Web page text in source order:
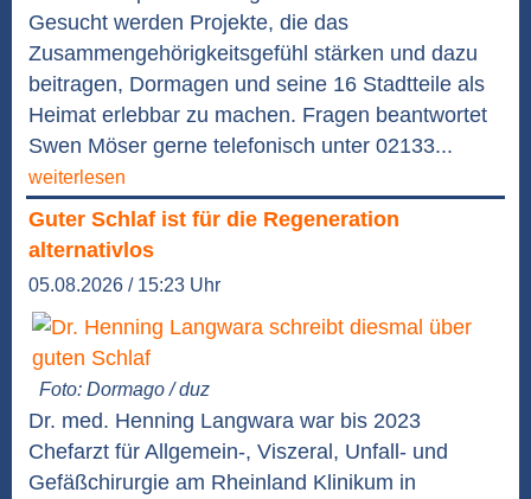
Gesucht werden Projekte, die das
Zusammengehörigkeitsgefühl stärken und dazu
beitragen, Dormagen und seine 16 Stadtteile als
Heimat erlebbar zu machen. Fragen beantwortet
Swen Möser gerne telefonisch unter 02133...
weiterlesen
Guter Schlaf ist für die Regeneration
alternativlos
05.08.2026 / 15:23 Uhr
Foto: Dormago / duz
Dr. med. Henning Langwara war bis 2023
Chefarzt für Allgemein-, Viszeral, Unfall- und
Gefäßchirurgie am Rheinland Klinikum in